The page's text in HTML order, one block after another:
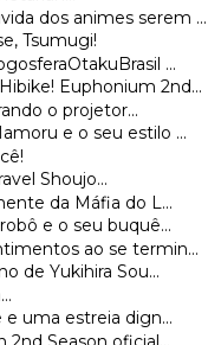
dos animes serem ...
Tsumugi!
...
Euphonium 2nd...
o projetor...
e o seu estilo ...
Shoujo...
da Máfia do L...
e o seu buquê...
ao se termin...
de Yukihira Sou...
e uma estreia dign...